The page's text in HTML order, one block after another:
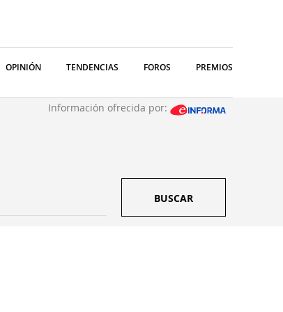
OPINIÓN TENDENCIAS FOROS PREMIOS
Información ofrecida por:
BUSCAR